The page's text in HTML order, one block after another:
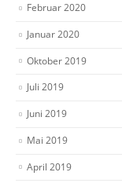
Februar 2020
Januar 2020
Oktober 2019
Juli 2019
Juni 2019
Mai 2019
April 2019